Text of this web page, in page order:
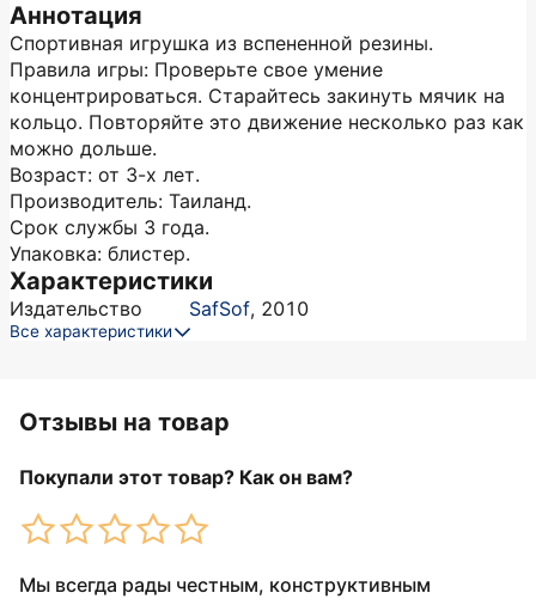
Аннотация
Спортивная игрушка из вспененной резины.
Правила игры: Проверьте свое умение
концентрироваться. Старайтесь закинуть мячик на
кольцо. Повторяйте это движение несколько раз как
можно дольше.
Возраст: от 3-х лет.
Производитель: Таиланд.
Срок службы 3 года.
Упаковка: блистер.
Характеристики
Издательство SafSof, 2010
Все характеристики
Отзывы на товар
Покупали этот товар? Как он вам?
Мы всегда рады честным, конструктивным